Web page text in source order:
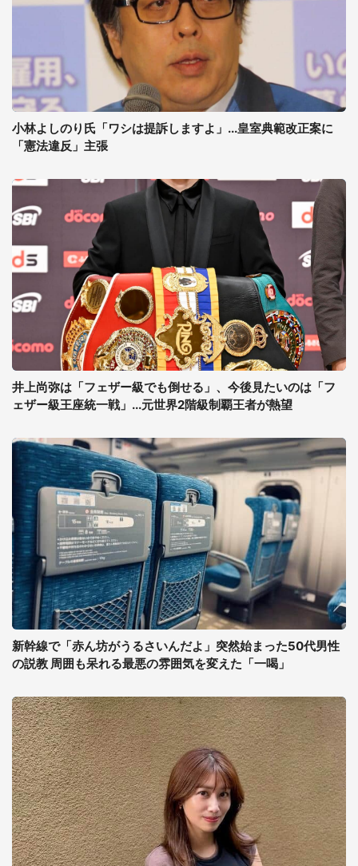
小林よしのり氏「ワシは提訴しますよ」...皇室典範改正案に
「憲法違反」主張
井上尚弥は「フェザー級でも倒せる」、今後見たいのは「フ
ェザー級王座統一戦」...元世界2階級制覇王者が熱望
新幹線で「赤ん坊がうるさいんだよ」突然始まった50代男性
の説教 周囲も呆れる最悪の雰囲気を変えた「一喝」